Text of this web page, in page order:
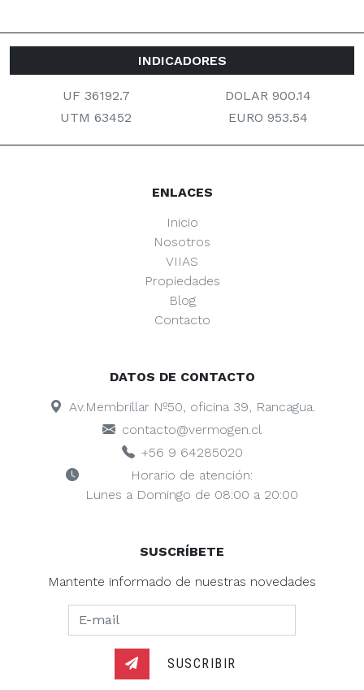
INDICADORES
UF 36192.7
DOLAR 900.14
UTM 63452
EURO 953.54
ENLACES
Inicio
Nosotros
VIIAS
Propiedades
Blog
Contacto
DATOS DE CONTACTO
Av.Membrillar Nº50, oficina 39, Rancagua.
contacto@vermogen.cl
+56 9 64285020
Horario de atención:
Lunes a Domingo de 08:00 a 20:00
SUSCRÍBETE
Mantente informado de nuestras novedades